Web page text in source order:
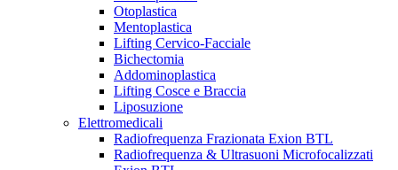
Otoplastica
Mentoplastica
Lifting Cervico-Facciale
Bichectomia
Addominoplastica
Lifting Cosce e Braccia
Liposuzione
Elettromedicali
Radiofrequenza Frazionata Exion BTL
Radiofrequenza & Ultrasuoni Microfocalizzati